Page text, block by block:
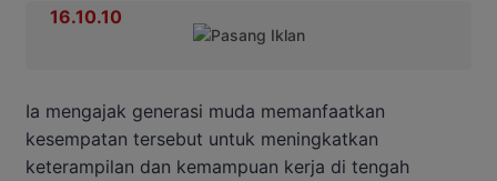
Ia mengajak generasi muda memanfaatkan
kesempatan tersebut untuk meningkatkan
keterampilan dan kemampuan kerja di tengah